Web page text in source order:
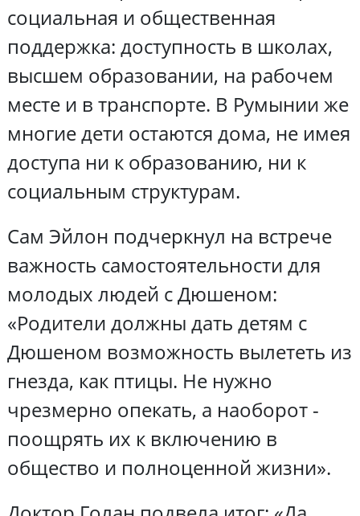
социальная и общественная
поддержка: доступность в школах,
высшем образовании, на рабочем
месте и в транспорте. В Румынии же
многие дети остаются дома, не имея
доступа ни к образованию, ни к
социальным структурам.
Сам Эйлон подчеркнул на встрече
важность самостоятельности для
молодых людей с Дюшеном:
«Родители должны дать детям с
Дюшеном возможность вылететь из
гнезда, как птицы. Не нужно
чрезмерно опекать, а наоборот -
поощрять их к включению в
общество и полноценной жизни».